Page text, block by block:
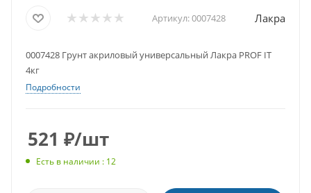
Артикул:0007428 Лакра
0007428 Грунт акриловый универсальный Лакра PROF IT
4кг
Подробности
521 ₽/шт
Есть в наличии : 12